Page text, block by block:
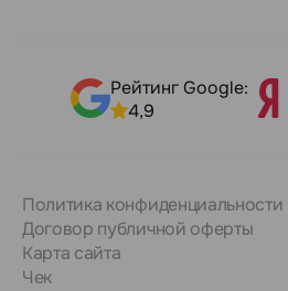
Рейтинг Google:
4,9
Политика конфиденциальности
Договор публичной оферты
Карта сайта
Чек